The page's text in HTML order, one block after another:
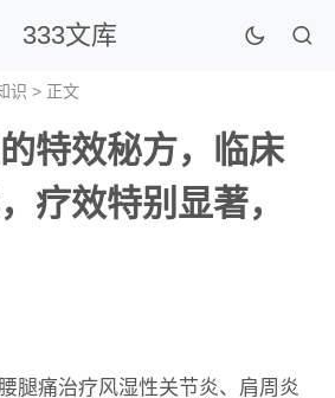
333文库
识 > 正文
特效秘方，临床
疗效特别显著，
腿痛治疗风湿性关节炎、肩周炎